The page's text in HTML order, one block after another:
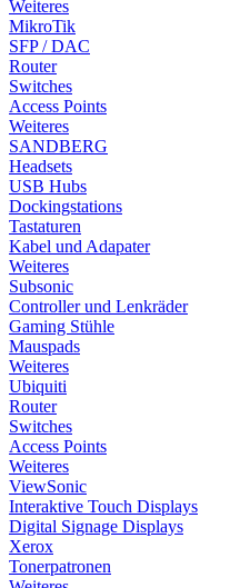
Weiteres
MikroTik
SFP / DAC
Router
Switches
Access Points
Weiteres
SANDBERG
Headsets
USB Hubs
Dockingstations
Tastaturen
Kabel und Adapater
Weiteres
Subsonic
Controller und Lenkräder
Gaming Stühle
Mauspads
Weiteres
Ubiquiti
Router
Switches
Access Points
Weiteres
ViewSonic
Interaktive Touch Displays
Digital Signage Displays
Xerox
Tonerpatronen